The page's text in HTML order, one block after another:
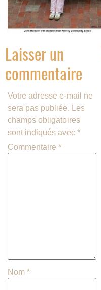
Laisser un
commentaire
Votre adresse e-mail ne
sera pas publiée.
Les
champs obligatoires
sont indiqués avec *
Commentaire *
Nom *